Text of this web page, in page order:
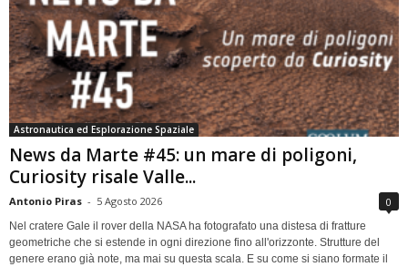
Astronautica ed Esplorazione Spaziale
News da Marte #45: un mare di poligoni,
Curiosity risale Valle...
Antonio Piras - 5 Agosto 2026 0
Nel cratere Gale il rover della NASA ha fotografato una distesa di fratture
geometriche che si estende in ogni direzione fino all'orizzonte. Strutture del
genere erano già note, ma mai su questa scala. E su come si siano formate il